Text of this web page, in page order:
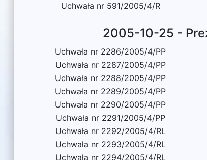
Uchwała nr 591/2005/4/R
2005-10-25 -
Uchwała nr 2286/2005/4/PP
Uchwała nr 2287/2005/4/PP
Uchwała nr 2288/2005/4/PP
Uchwała nr 2289/2005/4/PP
Uchwała nr 2290/2005/4/PP
Uchwała nr 2291/2005/4/PP
Uchwała nr 2292/2005/4/RL
Uchwała nr 2293/2005/4/RL
Uchwała nr 2294/2005/4/RL